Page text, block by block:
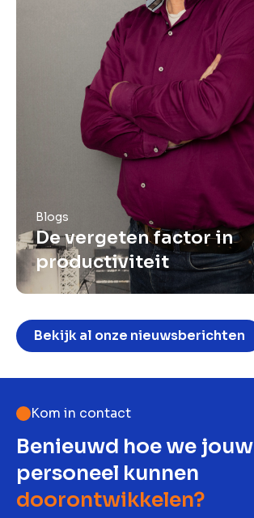
Blogs
De vergeten factor in
productiviteit
Bekijk al onze nieuwsberichten
Kom in contact
Benieuwd hoe we jouw
personeel kunnen
doorontwikkelen?